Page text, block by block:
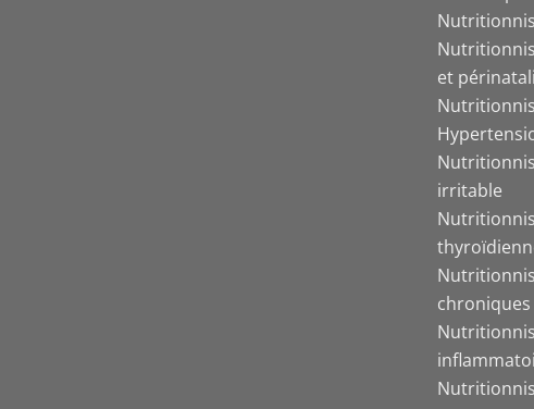
et
irritable
chroniques